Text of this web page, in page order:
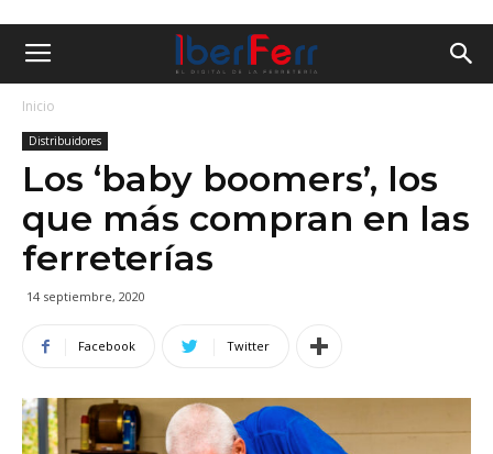
Inicio
Distribuidores
Los ‘baby boomers’, los
que más compran en las
ferreterías
14 septiembre, 2020
Facebook Twitter